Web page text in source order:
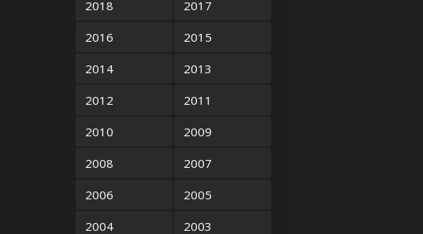
2018
2017
2016
2015
2014
2013
2012
2011
2010
2009
2008
2007
2006
2005
2004
2003